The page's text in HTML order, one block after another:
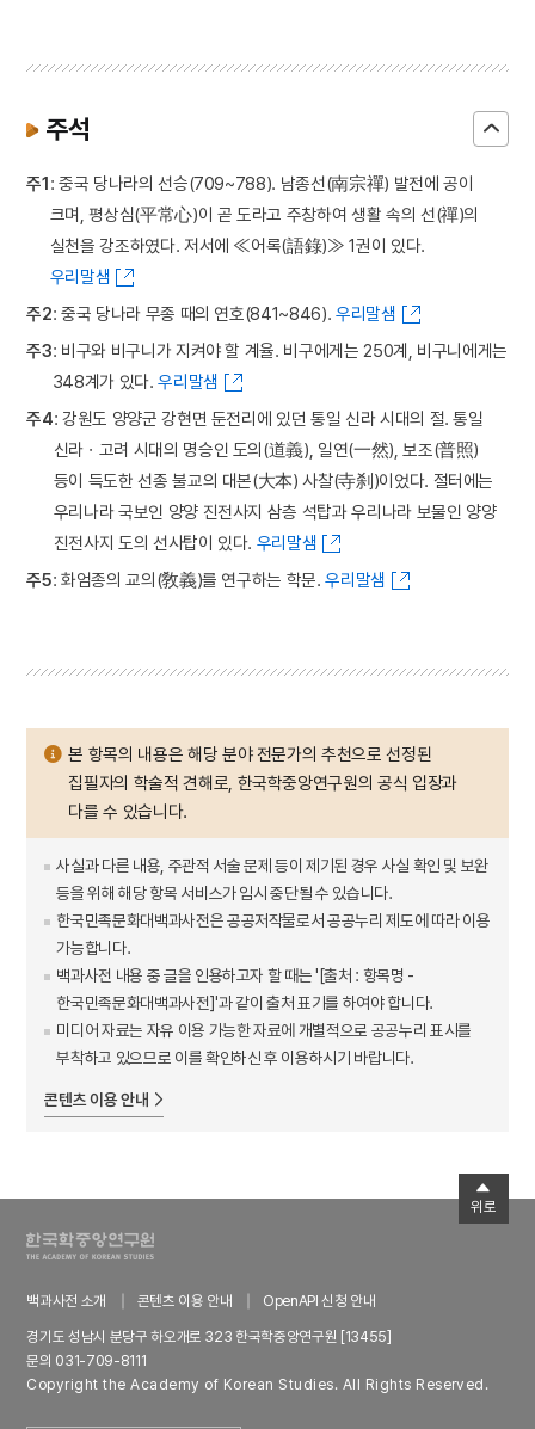
주석
주1: 중국 당나라의 선승(709~788). 남종선(南宗禪) 발전에 공이
크며, 평상심(平常心)이 곧 도라고 주창하여 생활 속의 선(禪)의
실천을 강조하였다. 저서에 ≪어록(語錄)≫ 1권이 있다.
우리말샘
주2: 중국 당나라 무종 때의 연호(841~846). 우리말샘
주3: 비구와 비구니가 지켜야 할 계율. 비구에게는 250계, 비구니에게는
348계가 있다.우리말샘
주4: 강원도 양양군 강현면 둔전리에 있던 통일 신라 시대의 절. 통일
신라ㆍ고려 시대의 명승인 도의(道義), 일연(一然), 보조(普照)
등이 득도한 선종 불교의 대본(大本) 사찰(寺刹)이었다. 절터에는
우리나라 국보인 양양 진전사지 삼층 석탑과 우리나라 보물인 양양
진전사지 도의 선사탑이 있다. 우리말샘
주5: 화엄종의 교의(敎義)를 연구하는 학문.우리말샘
본 항목의 내용은 해당 분야 전문가의 추천으로 선정된
집필자의 학술적 견해로, 한국학중앙연구원의 공식 입장과
다를 수 있습니다.
사실과 다른 내용, 주관적 서술 문제 등이 제기된 경우 사실 확인 및 보완
등을 위해 해당 항목 서비스가 임시 중단될 수 있습니다.
한국민족문화대백과사전은 공공저작물로서 공공누리 제도에 따라 이용
가능합니다.
백과사전 내용 중 글을 인용하고자 할 때는 '[출처 : 항목명 -
한국민족문화대백과사전]'과 같이 출처 표기를 하여야 합니다.
미디어 자료는 자유 이용 가능한 자료에 개별적으로 공공누리 표시를
부착하고 있으므로 이를 확인하신 후 이용하시기 바랍니다.
콘텐츠 이용 안내
백과사전 소개 콘텐츠 이용 안내
OpenAPI 신청 안내
경기도 성남시 분당구 하오개로 323 한국학중앙연구원 [13455]
문의 031-709-8111
Copyright the Academy of Korean Studies. All Rights Reserved.
위로